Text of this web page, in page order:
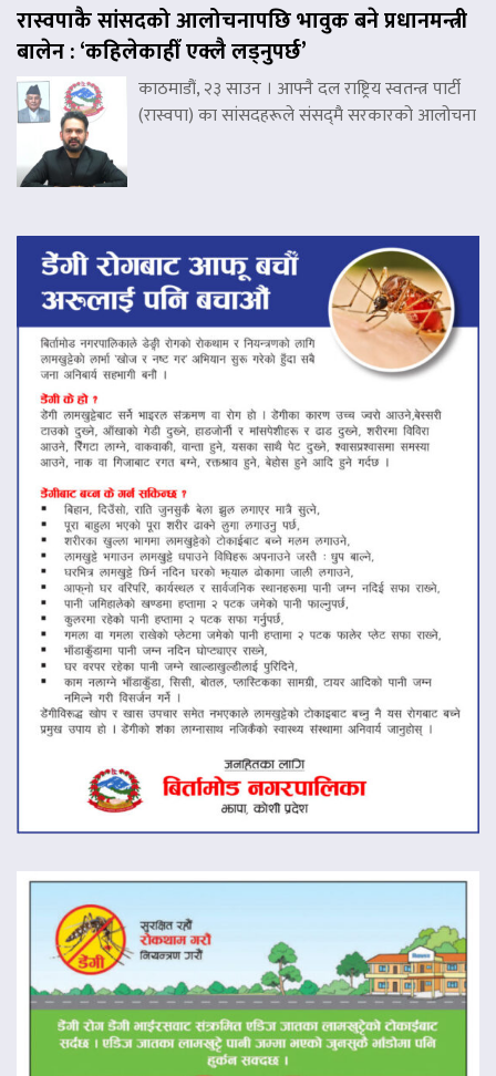
रास्वपाकै सांसदको आलोचनापछि भावुक बने प्रधानमन्त्री
बालेन : ‘कहिलेकाहीँ एक्लै लड्नुपर्छ’
काठमाडौं, २३ साउन । आफ्नै दल राष्ट्रिय स्वतन्त्र पार्टी
(रास्वपा) का सांसदहरूले संसद्‌मै सरकारको आलोचना